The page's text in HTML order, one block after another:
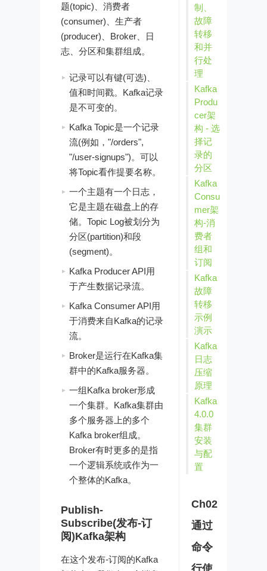
题(topic)、消费者
(consumer)、生产者
(producer)、Broker、日
志、分区和集群组成。
记录可以有键(可选)、
值和时间戳。Kafka记录
是不可变的。
Kafka Topic是一个记录
流(例如，"/orders",
"/user-signups")。可以
将Topic看作提要名称。
一个主题有一个日志，
它是主题在磁盘上的存
储。Topic Log被划分为
分区(partition)和段
(segment)。
Kafka Producer API用
于产生数据记录流。
Kafka Consumer API用
于消费来自Kafka的记录
流。
Broker是运行在Kafka集
群中的Kafka服务器。
一组Kafka broker形成
一个集群。Kafka集群由
多个服务器上的多个
Kafka broker组成。
Broker有时更多的是指
一个逻辑系统或作为一
个整体的Kafka。
Publish-
Subscribe(发布-订
阅)Kafka架构
在这个发布-订阅的Kafka
制、
故障
转移
和并
行处
理
Kafka
Produ
cer架
构 - 选
择记
录的
分区
Kafka
Consu
mer架
构-消
费者
组和
订阅
Kafka
故障
转移
示例
演示
Kafka
日志
压缩
原理
Kafka
4.0.0
集群
安装
与配
置
Ch02
通过
命令
行使